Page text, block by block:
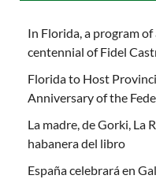
In Florida, a program
centennial of Fidel
Florida to Host
Anniversary of the
La madre, de Gorki, La
habanera del libro
España celebrará en